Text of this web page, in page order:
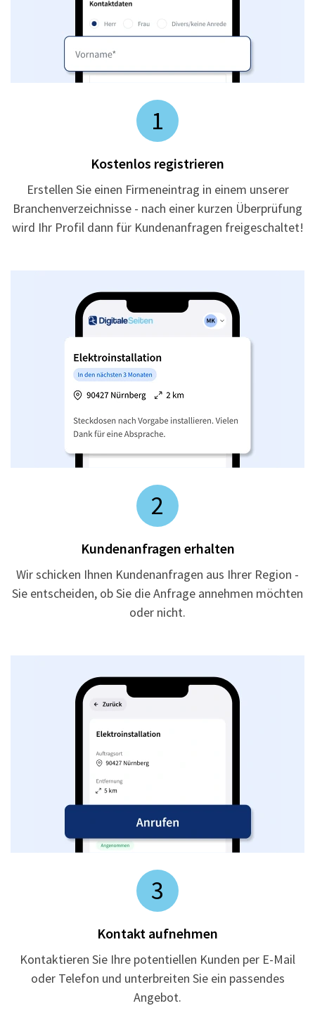
1
Kostenlos registrieren
Erstellen Sie einen Firmeneintrag in einem unserer
Branchenverzeichnisse - nach einer kurzen Überprüfung
wird Ihr Profil dann für Kundenanfragen freigeschaltet!
2
Kundenanfragen erhalten
Wir schicken Ihnen Kundenanfragen aus Ihrer Region -
Sie entscheiden, ob Sie die Anfrage annehmen möchten
oder nicht.
3
Kontakt aufnehmen
Kontaktieren Sie Ihre potentiellen Kunden per E-Mail
oder Telefon und unterbreiten Sie ein passendes
Angebot.